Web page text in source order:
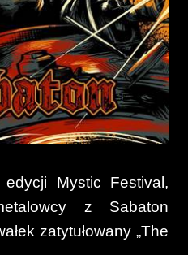
Mystic Festival,
z Sabaton
zatytułowany „The